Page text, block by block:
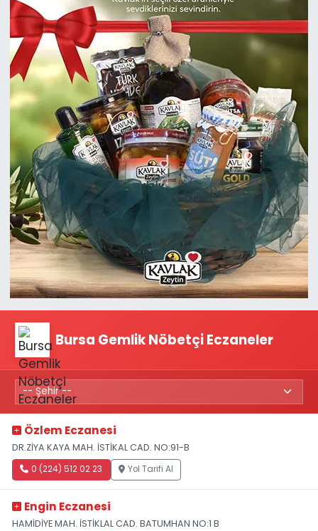
Bursa Gemlik Nöbetçi Eczaneler
Özlem Eczanesi
DR.ZİYA KAYA MAH. İSTİKAL CAD. NO:91-B
0 (224) 512 02 23 Yol Tarifi Al
Engin Eczanesi
HAMİDİYE MAH. İSTİKLAL CAD. BATUMHAN NO:1 B